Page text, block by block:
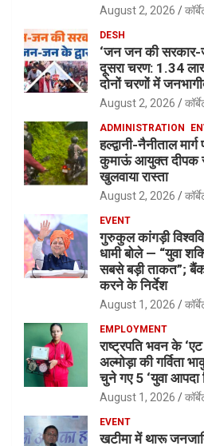
August 2, 2026
DESH
‘जन जन की सरकार-
दूसरा चरण: 1.34
दोनों चरणों में
August 2, 2026
ADMINISTRATION
हल्द्वानी-नैनीताल
कुमाऊं आयुक्त दीपक
खुलवाया रास्ता
August 2, 2026
EVENT
गुरुकुल कांगड़ी
धामी बोले — “युवा
सबसे बड़ी ताकत”;
करने के निर्देश
August 1, 2026
EMPLOYMENT
राष्ट्रपति भवन के
अल्मोड़ा की गर्विता
चुने गए 5 ‘युवा
August 1, 2026
EVENT
खटीमा में थारू